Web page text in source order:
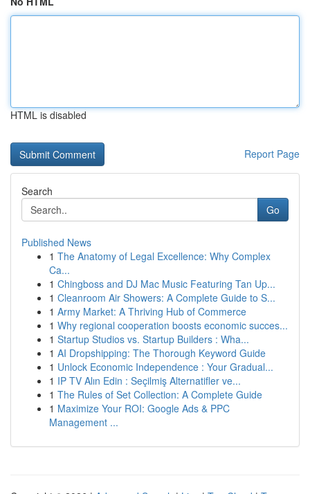
HTML is disabled
Report Page
Search
Go
Published News
1 The Anatomy of Legal Excellence: Why Complex
Ca...
1 Chingboss and DJ Mac Music Featuring Tan Up...
1 Cleanroom Air Showers: A Complete Guide to S...
1 Army Market: A Thriving Hub of Commerce
1 Why regional cooperation boosts economic succes...
1 Startup Studios vs. Startup Builders : Wha...
1 AI Dropshipping: The Thorough Keyword Guide
1 Unlock Economic Independence : Your Gradual...
1 IP TV Alın Edin : Seçilmiş Alternatifler ve...
1 The Rules of Set Collection: A Complete Guide
1 Maximize Your ROI: Google Ads & PPC
Management ...